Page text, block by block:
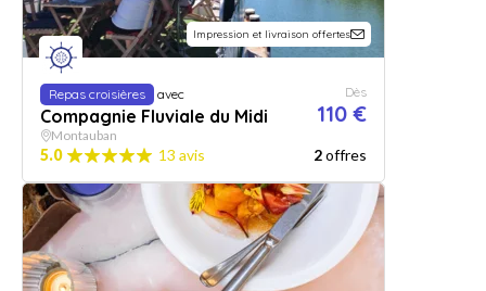
Impression et livraison offertes
Repas croisières avec
Compagnie Fluviale du Midi
Dès
110 €
Montauban
5.0 13 avis 2offres